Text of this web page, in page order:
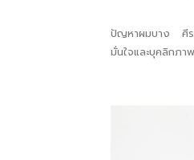
ปัญหาผมบาง ศีร
มั่นใจและบุคลิกภา